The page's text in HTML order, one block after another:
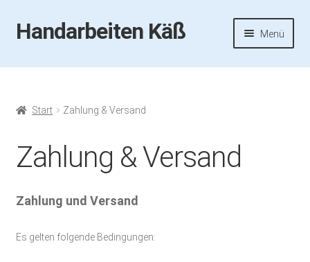
Zur
Navigation
Zum
Inhalt
Handarbeiten Käß Menü
Startseite
Aktuelles
Start Zahlung & Versand
Zahlung & Versand
Zahlung und Versand
Es gelten folgende Bedingungen: